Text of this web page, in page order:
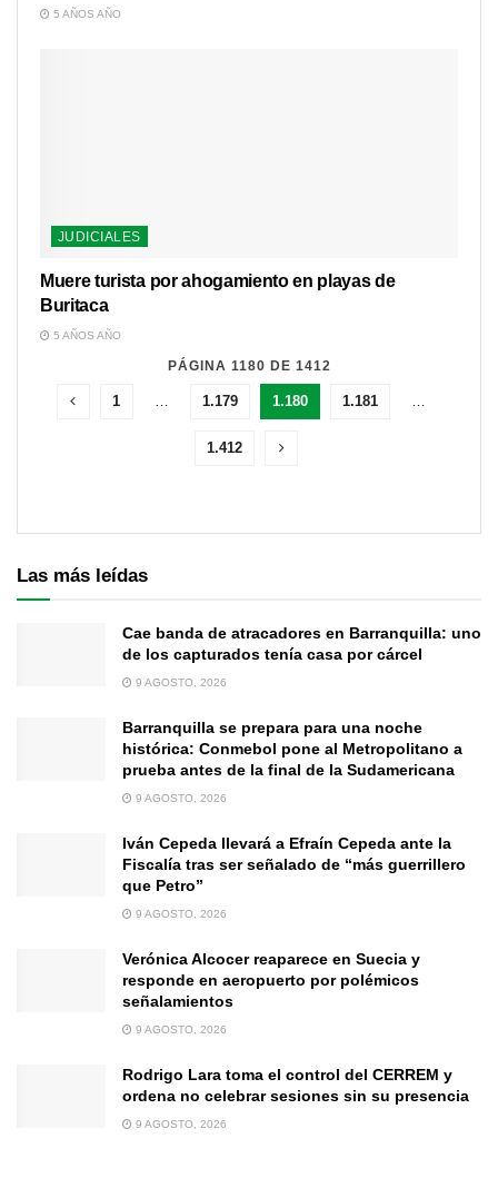
5 AÑOS AÑO
JUDICIALES
Muere turista por ahogamiento en playas de
Buritaca
5 AÑOS AÑO
PÁGINA 1180 DE 1412
1 … 1.179 1.180 1.181 …
1.412
Las más leídas
Cae banda de atracadores en Barranquilla: uno
de los capturados tenía casa por cárcel
9 AGOSTO, 2026
Barranquilla se prepara para una noche
histórica: Conmebol pone al Metropolitano a
prueba antes de la final de la Sudamericana
9 AGOSTO, 2026
Iván Cepeda llevará a Efraín Cepeda ante la
Fiscalía tras ser señalado de “más guerrillero
que Petro”
9 AGOSTO, 2026
Verónica Alcocer reaparece en Suecia y
responde en aeropuerto por polémicos
señalamientos
9 AGOSTO, 2026
Rodrigo Lara toma el control del CERREM y
ordena no celebrar sesiones sin su presencia
9 AGOSTO, 2026